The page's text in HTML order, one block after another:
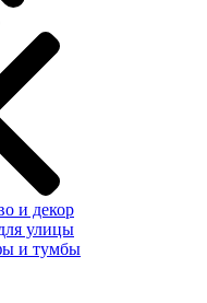
и декор
улицы
и тумбы